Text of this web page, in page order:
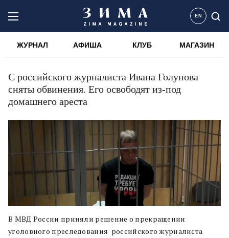
EN
ЖУРНАЛ АФИША КЛУБ МАГАЗИН
C российского журналиста Ивана Голунова
сняты обвинения. Его освободят из-под
домашнего ареста
В МВД России приняли решение о прекращении
уголовного преследования российского журналиста